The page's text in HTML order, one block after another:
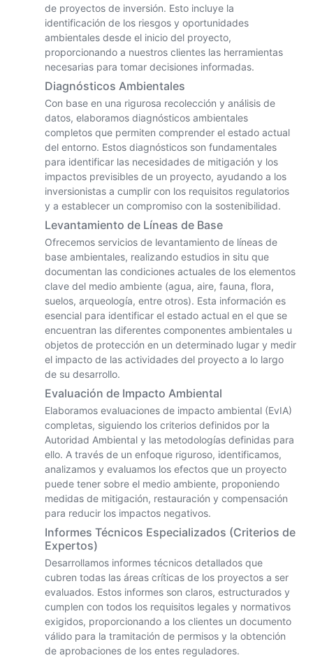
de proyectos de inversión. Esto incluye la
identificación de los riesgos y oportunidades
ambientales desde el inicio del proyecto,
proporcionando a nuestros clientes las herramientas
necesarias para tomar decisiones informadas.
Diagnósticos Ambientales
Con base en una rigurosa recolección y análisis de
datos, elaboramos diagnósticos ambientales
completos que permiten comprender el estado actual
del entorno. Estos diagnósticos son fundamentales
para identificar las necesidades de mitigación y los
impactos previsibles de un proyecto, ayudando a los
inversionistas a cumplir con los requisitos regulatorios
y a establecer un compromiso con la sostenibilidad.
Levantamiento de Líneas de Base
Ofrecemos servicios de levantamiento de líneas de
base ambientales, realizando estudios in situ que
documentan las condiciones actuales de los elementos
clave del medio ambiente (agua, aire, fauna, flora,
suelos, arqueología, entre otros). Esta información es
esencial para identificar el estado actual en el que se
encuentran las diferentes componentes ambientales u
objetos de protección en un determinado lugar y medir
el impacto de las actividades del proyecto a lo largo
de su desarrollo.
Evaluación de Impacto Ambiental
Elaboramos evaluaciones de impacto ambiental (EvIA)
completas, siguiendo los criterios definidos por la
Autoridad Ambiental y las metodologías definidas para
ello. A través de un enfoque riguroso, identificamos,
analizamos y evaluamos los efectos que un proyecto
puede tener sobre el medio ambiente, proponiendo
medidas de mitigación, restauración y compensación
para reducir los impactos negativos.
Informes Técnicos Especializados (Criterios de
Expertos)
Desarrollamos informes técnicos detallados que
cubren todas las áreas críticas de los proyectos a ser
evaluados. Estos informes son claros, estructurados y
cumplen con todos los requisitos legales y normativos
exigidos, proporcionando a los clientes un documento
válido para la tramitación de permisos y la obtención
de aprobaciones de los entes reguladores.